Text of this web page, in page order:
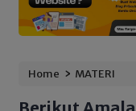
Home › MATERI